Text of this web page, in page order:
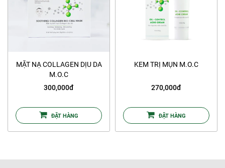
MẶT NẠ COLLAGEN DỊU DA
M.O.C
300,000đ
ĐẶT HÀNG
KEM TRỊ MỤN M.O.C
270,000đ
ĐẶT HÀNG